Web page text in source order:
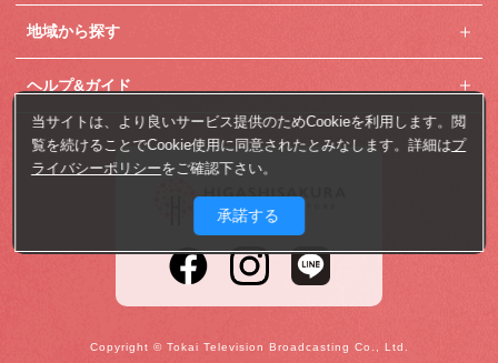
地域から探す
ヘルプ&ガイド
Copyright © Tokai Television Broadcasting Co., Ltd.
当サイトは、より良いサービス提供のためCookieを利用します。閲
覧を続けることでCookie使用に同意されたとみなします。詳細はプ
ライバシーポリシーをご確認下さい。
承諾する